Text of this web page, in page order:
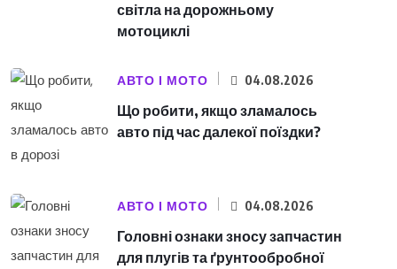
світла на дорожньому
мотоциклі
АВТО І МОТО 04.08.2026
Що робити, якщо зламалось
авто під час далекої поїздки?
АВТО І МОТО 04.08.2026
Головні ознаки зносу запчастин
для плугів та ґрунтообробної